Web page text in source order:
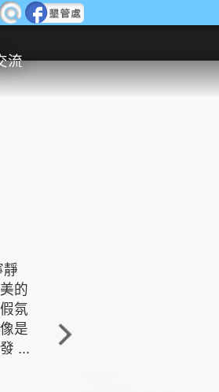
流
靜
的
氛
是
...
角的端點，冬季海浪拍打
著礁岸，旺盛的侵蝕作